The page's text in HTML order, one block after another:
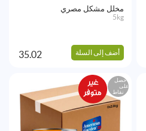
مخلل مشكل مصري
5kg
أضف إلى السلة 35.02
احصل
على
نقاط